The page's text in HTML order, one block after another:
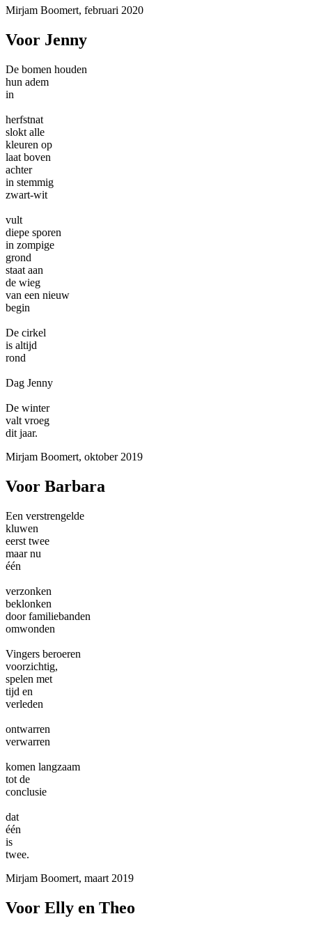
Mirjam Boomert, februari 2020
Voor Jenny
De bomen houden
hun adem
in
herfstnat
slokt alle
kleuren op
laat boven
achter
in stemmig
zwart-wit
vult
diepe sporen
in zompige
grond
staat aan
de wieg
van een nieuw
begin
De cirkel
is altijd
rond
Dag Jenny
De winter
valt vroeg
dit jaar.
Mirjam Boomert, oktober 2019
Voor Barbara
Een verstrengelde
kluwen
eerst twee
maar nu
één
verzonken
beklonken
door familiebanden
omwonden
Vingers beroeren
voorzichtig,
spelen met
tijd en
verleden
ontwarren
verwarren
komen langzaam
tot de
conclusie
dat
één
is
twee.
Mirjam Boomert, maart 2019
Voor Elly en Theo